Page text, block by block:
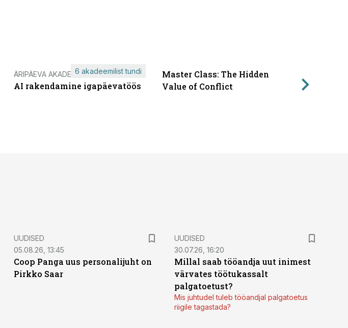
ÄRIPÄEVA AKADEEMIA
AI rakendamine igapäevatöös
6 akadeemilist tundi
Master Class: The Hidden
Value of Conflict
UUDISED
05.08.26, 13:45
Coop Panga uus personalijuht on
Pirkko Saar
UUDISED
30.07.26, 16:20
Millal saab tööandja uut inimest
värvates töötukassalt
palgatoetust?
Mis juhtudel tuleb tööandjal palgatoetus
riigile tagastada?